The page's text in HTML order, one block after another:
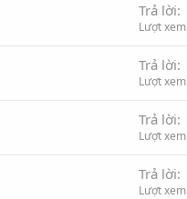
Trả lời
Lượt xem
Trả lời
Lượt xem
Trả lời
Lượt xem
Trả lời
Lượt xem